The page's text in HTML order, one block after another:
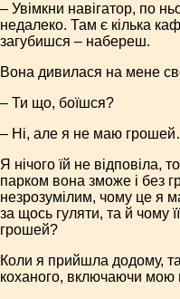
– Увімкни навігатор, по
недалеко. Там є кілька
загубишся – набереш.
Вона дивилася на мене
– Ти що, боїшся?
– Ні, але я не маю
Я нічого їй не відповіла,
парком вона зможе і без
незрозумілим, чому це я
за щось гуляти, та й чому
грошей?
Коли я прийшла додому,
коханого, включаючи мою